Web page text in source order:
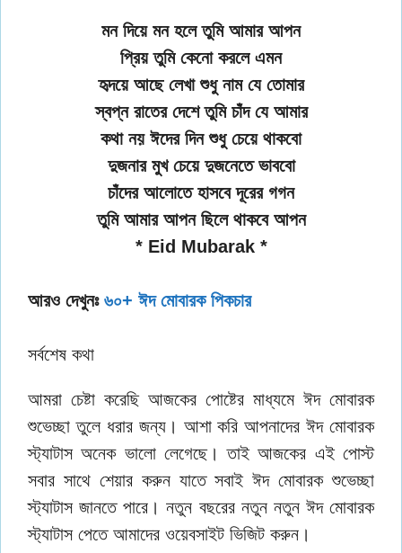
মন দিয়ে মন হলে তুমি আমার আপন
প্রিয় তুমি কেনো করলে এমন
হৃদয়ে আছে লেখা শুধু নাম যে তোমার
স্বপ্ন রাতের দেশে তুমি চাঁদ যে আমার
কথা নয় ঈদের দিন শুধু চেয়ে থাকবো
দুজনার মুখ চেয়ে দুজনেতে ভাববো
চাঁদের আলোতে হাসবে দূরের গগন
তুমি আমার আপন ছিলে থাকবে আপন
* Eid Mubarak *
আরও দেখুনঃ ৬০+ ঈদ মোবারক পিকচার
সর্বশেষ কথা
আমরা চেষ্টা করেছি আজকের পোষ্টের মাধ্যমে ঈদ মোবারক
শুভেচ্ছা তুলে ধরার জন্য। আশা করি আপনাদের ঈদ মোবারক
স্ট্যাটাস অনেক ভালো লেগেছে। তাই আজকের এই পোস্ট
সবার সাথে শেয়ার করুন যাতে সবাই ঈদ মোবারক শুভেচ্ছা
স্ট্যাটাস জানতে পারে। নতুন বছরের নতুন নতুন ঈদ মোবারক
স্ট্যাটাস পেতে আমাদের ওয়েবসাইট ভিজিট করুন।